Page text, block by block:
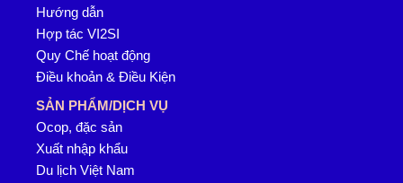
Hướng dẫn
Hợp tác VI2SI
Quy Chế hoạt động
Điều khoản & Điều Kiện
SẢN PHẨM/DỊCH VỤ
Ocop, đặc sản
Xuất nhập khẩu
Du lịch Việt Nam